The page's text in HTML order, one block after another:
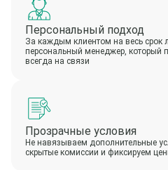
Персональный подход
За каждым клиентом на весь срок
персональный менеджер, который
всегда на связи
Прозрачные условия
Не навязываем дополнительные
скрытые комиссии и фиксируем